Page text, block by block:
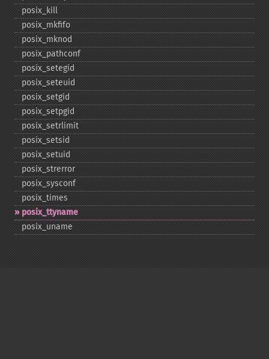
posix_​kill
posix_​mkfifo
posix_​mknod
posix_​pathconf
posix_​setegid
posix_​seteuid
posix_​setgid
posix_​setpgid
posix_​setrlimit
posix_​setsid
posix_​setuid
posix_​strerror
posix_​sysconf
posix_​times
posix_​ttyname
posix_​uname